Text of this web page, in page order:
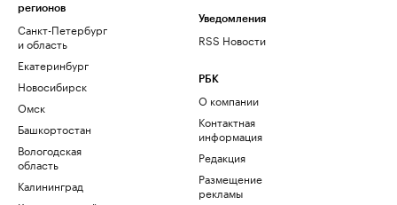
регионов
Санкт-Петербург
и область
Екатеринбург
Новосибирск
Омск
Башкортостан
Вологодская
область
Калининград
Уведомления
RSS Новости
РБК
О компании
Контактная
информация
Редакция
Размещение
рекламы